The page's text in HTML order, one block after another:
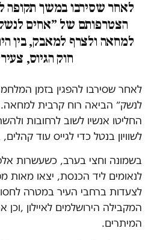
לאחר שסירבו במשך תקופה
הצטרפותם של ״אחים
למחאה ולצרף למאבק, בין
חוק הגיוס,
לאחר שסירבו להפגין בזמן
לנשק״ הביאה רוח קרבית
החליטו אנשיו לשוב לרחובות
לשוויון בנטל כדי לגייס עוד
בשמונה וחצי בערב, כשעשרות
לנאומים ליד הכנסת, יצאו מאות
לצעדות ברחבי העיר במטרה
המקבילה הירושלמים לאיילון
המיתרים.